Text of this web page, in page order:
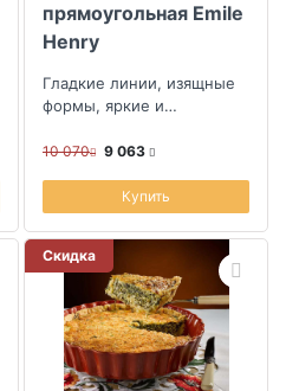
прямоугольная Emile
Henry
Гладкие линии, изящные
формы, яркие и
формы для выпекания
10 070 9 063
Купить
Скидка